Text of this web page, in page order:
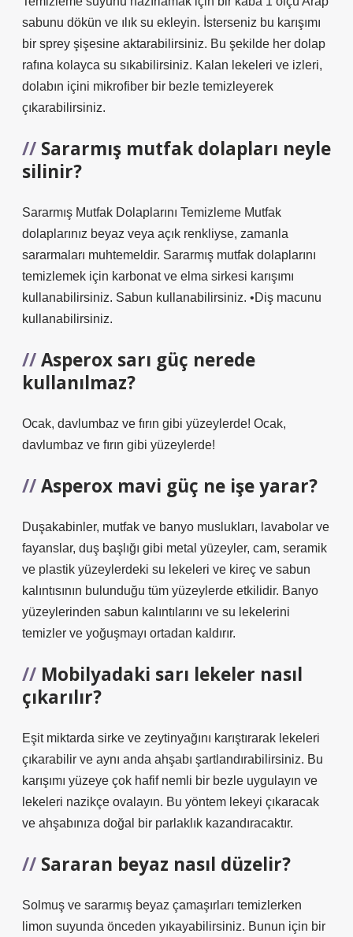
sabunu dökün ve ılık su ekleyin. İsterseniz bu karışımı
bir sprey şişesine aktarabilirsiniz. Bu şekilde her dolap
rafına kolayca su sıkabilirsiniz. Kalan lekeleri ve izleri,
dolabın içini mikrofiber bir bezle temizleyerek
çıkarabilirsiniz.
Sararmış mutfak dolapları neyle
silinir?
Sararmış Mutfak Dolaplarını Temizleme Mutfak
dolaplarınız beyaz veya açık renkliyse, zamanla
sararmaları muhtemeldir. Sararmış mutfak dolaplarını
temizlemek için karbonat ve elma sirkesi karışımı
kullanabilirsiniz. Sabun kullanabilirsiniz. •Diş macunu
kullanabilirsiniz.
Asperox sarı güç nerede
kullanılmaz?
Ocak, davlumbaz ve fırın gibi yüzeylerde! Ocak,
davlumbaz ve fırın gibi yüzeylerde!
Asperox mavi güç ne işe yarar?
Duşakabinler, mutfak ve banyo muslukları, lavabolar ve
fayanslar, duş başlığı gibi metal yüzeyler, cam, seramik
ve plastik yüzeylerdeki su lekeleri ve kireç ve sabun
kalıntısının bulunduğu tüm yüzeylerde etkilidir. Banyo
yüzeylerinden sabun kalıntılarını ve su lekelerini
temizler ve yoğuşmayı ortadan kaldırır.
Mobilyadaki sarı lekeler nasıl
çıkarılır?
Eşit miktarda sirke ve zeytinyağını karıştırarak lekeleri
çıkarabilir ve aynı anda ahşabı şartlandırabilirsiniz. Bu
karışımı yüzeye çok hafif nemli bir bezle uygulayın ve
lekeleri nazikçe ovalayın. Bu yöntem lekeyi çıkaracak
ve ahşabınıza doğal bir parlaklık kazandıracaktır.
Sararan beyaz nasıl düzelir?
Solmuş ve sararmış beyaz çamaşırları temizlerken
limon suyunda önceden yıkayabilirsiniz. Bunun için bir